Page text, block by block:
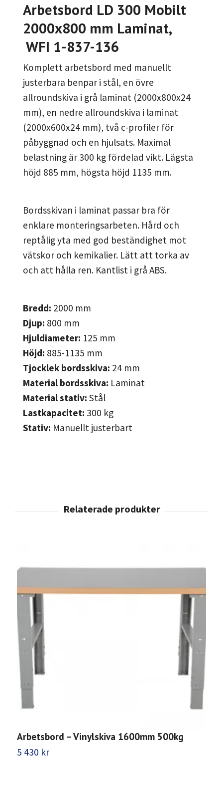
Arbetsbord LD 300 Mobilt
2000x800 mm Laminat,
WFI 1-837-136
Komplett arbetsbord med manuellt
justerbara benpar i stål, en övre
allroundskiva i grå laminat (2000x800x24
mm), en nedre allroundskiva i laminat
(2000x600x24 mm), två c-profiler för
påbyggnad och en hjulsats. Maximal
belastning är 300 kg fördelad vikt. Lägsta
höjd 885 mm, högsta höjd 1135 mm.
Bordsskivan i laminat passar bra för
enklare monteringsarbeten. Hård och
reptålig yta med god beständighet mot
vätskor och kemikalier. Lätt att torka av
och att hålla ren. Kantlist i grå ABS.
Bredd: 2000 mm
Djup: 800 mm
Hjuldiameter: 125 mm
Höjd: 885-1135 mm
Tjocklek bordsskiva: 24 mm
Material bordsskiva: Laminat
Material stativ: Stål
Lastkapacitet: 300 kg
Stativ: Manuellt justerbart
Arbetsbord – Vinylskiva 1600mm 500kg
5 430 kr